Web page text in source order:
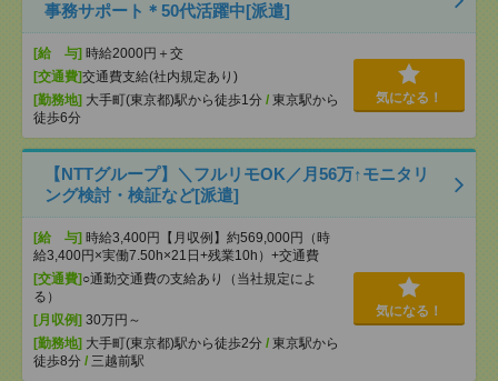
事務サポート＊50代活躍中[派遣]
[給 与] 時給2000円＋交
[交通費]交通費支給(社内規定あり)
[勤務地] 大手町(東京都)駅から徒歩1分 / 東京駅から
徒歩6分
気になる！
【NTTグループ】＼フルリモOK／月56万↑モニタリ
ング検討・検証など[派遣]
[給 与] 時給3,400円【月収例】約569,000円（時
給3,400円×実働7.50h×21日+残業10h）+交通費
[交通費] ○通勤交通費の支給あり（当社規定によ
る）
[月収例] 30万円～
[勤務地] 大手町(東京都)駅から徒歩2分 / 東京駅から
徒歩8分 / 三越前駅
気になる！